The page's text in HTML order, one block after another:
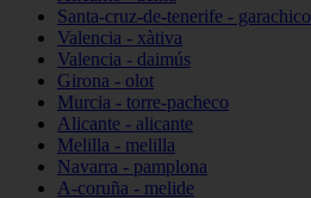
Santa-cruz-de-tenerife - garachico
Valencia - xàtiva
Valencia - daimús
Girona - olot
Murcia - torre-pacheco
Alicante - alicante
Melilla - melilla
Navarra - pamplona
A-coruña - melide